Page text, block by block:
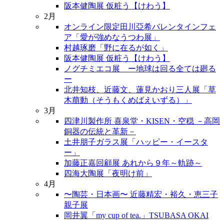
阪本健陶展 仮粧う【けわう】
2月
オンライン限定田川亞希バレンタインフェ
ア「愛が強めなうつわ展」
村越琢磨「野に在るが如く」
阪本健陶展 仮粧う【けわう】
ノグチミエコ展 ー地球は回る全ては廻る
ー
北井知枝、近藤文、蓮見かおり三人展「草
木萠動（そうもくめばえいずる）」
3月
四津川製作所 喜泉堂・KISEN・空穏 －高岡
銅器の伝統と革新－
土井朋子ガラス展「ハッピー・イースタ
ー」
加藤正嘉回顧展 あれから９年～軌跡～
四海大陶展「夜明け前」
4月
〜陶芸・日本画〜 近藤精宏・裕久・恵三子
親子展
岡井翼「my cup of tea.」TSUBASA OKAI